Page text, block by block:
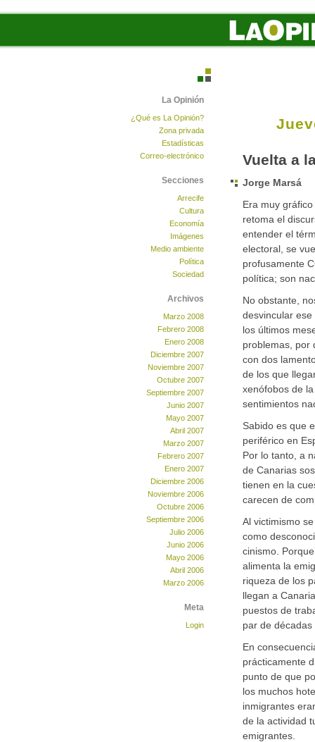
Vuelta a
Jorge Marsá
Era muy
retoma el
entender el
electoral, se
profusamente
política; son
No obstante,
desvincular
los últimos
problemas, por
con dos
de los que
xenófobos de
sentimientos
Sabido es que
periférico en
Por lo tanto, a
de Canarias
tienen en la
carecen de
Al victimismo
como
cinismo.
alimenta la
riqueza de los
llegan a
puestos de
par de
En
prácticamente
punto de que
los muchos
inmigrantes
de la actividad
emigrantes.
La Opinión
¿Qué es La Opinión?
Zona privada
Estadísticas
Correo-electrónico
Secciones
Arrecife
Cultura
Economía
Imágenes
Medio ambiente
Política
Sociedad
Archivos
Marzo 2008
Febrero 2008
Enero 2008
Diciembre 2007
Noviembre 2007
Octubre 2007
Septiembre 2007
Junio 2007
Mayo 2007
Abril 2007
Marzo 2007
Febrero 2007
Enero 2007
Diciembre 2006
Noviembre 2006
Octubre 2006
Septiembre 2006
Julio 2006
Junio 2006
Mayo 2006
Abril 2006
Marzo 2006
Meta
Login